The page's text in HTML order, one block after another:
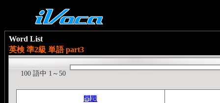
Word List
英検 準2級 単語 part3
100 語中 1～50
問題